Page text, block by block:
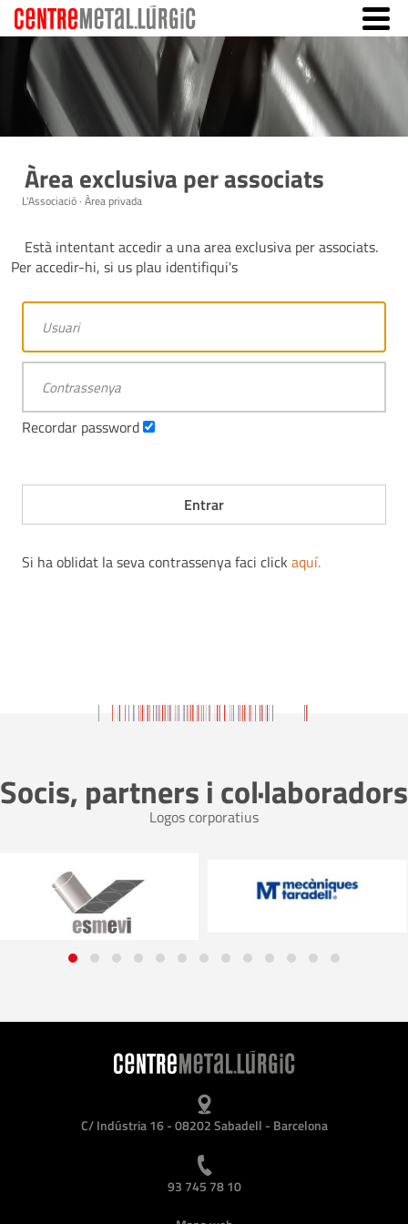
Àrea exclusiva per associats
L'Associació · Àrea privada
Està intentant accedir a una area exclusiva per associats.
Per accedir-hi, si us plau identifiqui's
Recordar password
Si ha oblidat la seva contrassenya faci click aquí.
Socis, partners i col·laboradors
Logos corporatius
C/ Indústria 16 - 08202 Sabadell - Barcelona
93 745 78 10